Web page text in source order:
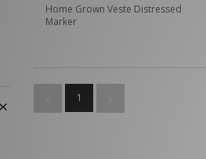
Home Grown Veste Distressed
Marker
1